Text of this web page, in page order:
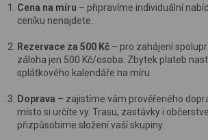
Cena na míru – připravíme individuální
ceníku nenajdete.
Rezervace za 500 Kč – pro zahájení
záloha jen 500 Kč/osoba. Zbytek plateb
splátkového kalendáře na míru.
Doprava – zajistíme vám prověřeného
místo si určíte vy. Trasu, zastávky i
přizpůsobíme složení vaší skupiny.
těchto informací není zpravidla možná
identifikace uživatele. Bez vyjádření
zobrazování obsahu a reklam
zájmům.